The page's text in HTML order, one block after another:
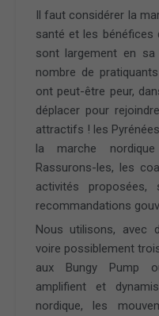
Il faut considérer la
santé et les bénéfices
sont largement en sa
nombre de
ont peut-être peur,
déplacer pour
attractifs ! les
la marche
Rassurons-les, les
activités proposées,
recommandations
Nous utilisons, avec
voire possiblement
aux Bungy Pump
amplifient et
nordique, les